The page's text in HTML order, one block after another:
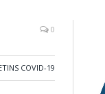
0
COVID-19